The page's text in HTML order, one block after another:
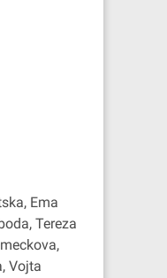
Ema
Tereza
Vojta